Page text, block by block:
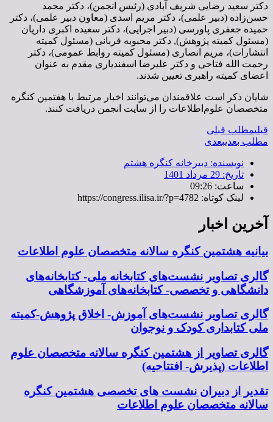
دکتر سعید رضایی شریف آبادی (رئیس انجمن)، دکتر محمد
حسن‌زاده (دبیر علمی)، دکتر مریم اسدی (معاون دبیر علمی)، دکتر
حمیده جعفری پاورسی (دبیر اجرایی)، دکتر سعیده اکبری داریان
(مسئول کمیته پژوهش), دکتر محبوبه قربانی (مسئول کمیته
انتشارات)، مریم انصاری (مسئول کمیته روابط عمومی)، دکتر
رحمت الله فتاحی و دکتر علیرضا اسفندیاری مقدم به عنوان
اعضای کمیته راهبری تعیین شدند.
شایان ذکر است علاقمندان می‌توانند اخبار مرتبط با هفتمین کنگره
متخصصان علوم‌اطلاعات را از سایت انجمن دریافت کنند.
قبلیمطلب قبلی
مطلب بعدیبعدی
نویسنده: دبیرخانه کنگره هشتم
تاریخ: 29 مرداد 1401
ساعت: 09:26
لینک کوتاه: https://congress.ilisa.ir/?p=4782
آخرین اخبار
بیانیه هشتمین کنگره سالانه متخصصان علوم اطلاعات
گالری تصاویر نشست‌های کتابخانه ملی- کتابخانه‌های
دانشگاهی و تخصصی- کتابخانه‌های آموزشگاهی
گالری تصاویر نشست‌های آموزش- اخلاق پژوهش-کمیته
ملی کتابداری کودک و نوجوان
گالری تصاویر از هشتمین کنگره سالانه متخصصان علوم
اطلاعات (پذیرش- افتتاحیه)
تقدیر از دبیران نشست های تخصصی هشتمین کنگره
سالانه متخصصان علوم اطلاعات